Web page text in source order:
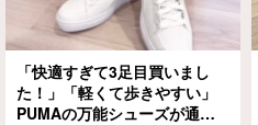
「快適すぎて3足目買いまし
た！」「軽くて歩きやすい」
PUMAの万能シューズが通勤